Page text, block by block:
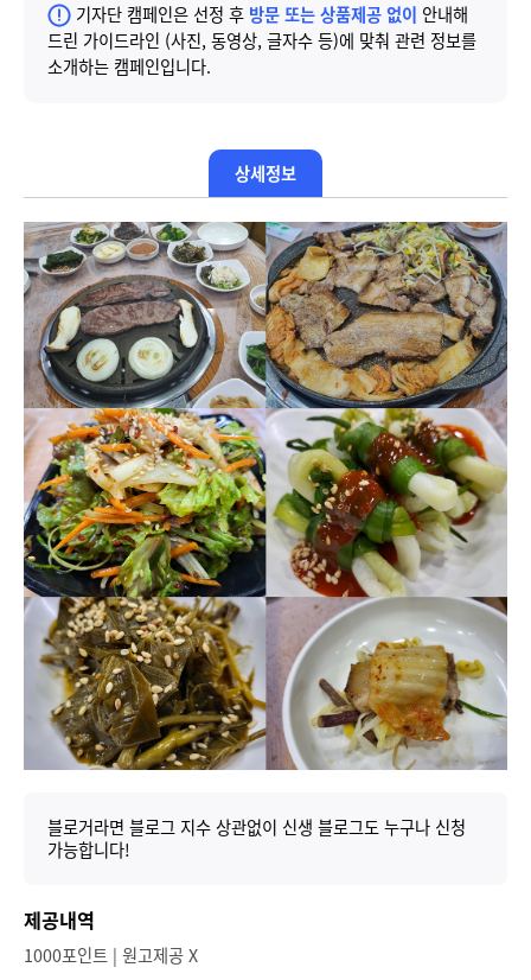
기자단 캠페인은 선정 후 방문 또는 상품제공 없이 안내해
드린 가이드라인 (사진, 동영상, 글자수 등)에 맞춰 관련 정보를
소개하는 캠페인입니다.
상세정보
블로거라면 블로그 지수 상관없이 신생 블로그도 누구나 신청
가능합니다!
제공내역
1000포인트 | 원고제공 X